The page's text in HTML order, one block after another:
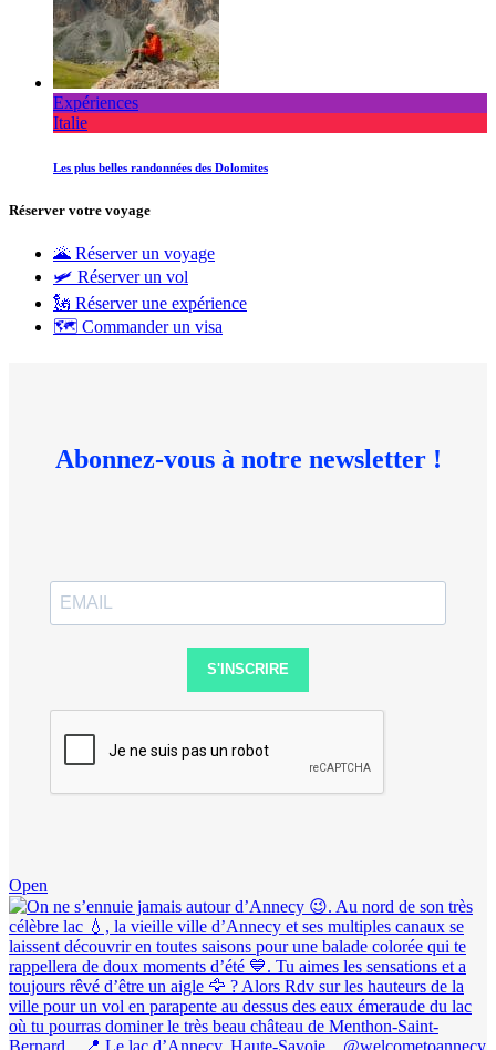
Expériences
Italie
Les plus belles randonnées des Dolomites
Réserver votre voyage
🌋 Réserver un voyage
🛩 Réserver un vol
🗽 Réserver une expérience
🗺 Commander un visa
Abonnez-vous à notre newsletter !
S'INSCRIRE
Open